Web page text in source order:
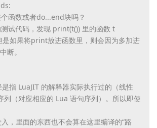
函数或者do...end块吗？
试代码，发现 print(t()) 里的函数 t
是如果将print放进函数里， 则会因为多加进
断。
指 LuaJIT 的解释器实际执行过的（线性
列（对应相应的 Lua 语句序列）。所以即使
，里面的东西也不会算在这里编译的“路